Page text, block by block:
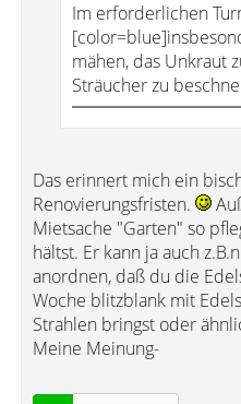
Im erforderlichen
mähen, das Unkraut
Sträucher zu
Das erinnert mich ein
Renovierungsfristen.
Mietsache "Garten" so
hältst. Er kann ja auch
anordnen, daß du die
Woche blitzblank mit
Strahlen bringst oder
Meine Meinung-